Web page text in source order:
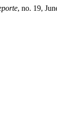
, no. 19,